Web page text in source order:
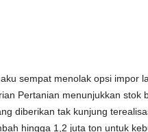
sempat menolak opsi impor
Pertanian menunjukkan stok
diberikan tak kunjung
hingga 1,2 juta ton untuk